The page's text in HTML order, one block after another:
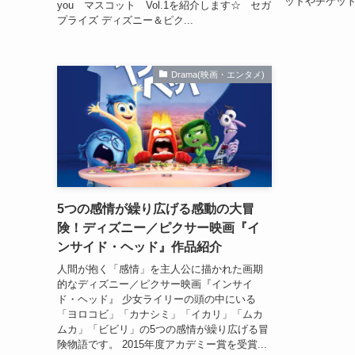
you マスコット Vol.1を紹介します☆ セガ
プライズ ディズニー＆ピク...
Drama(映画・エンタメ)
5つの感情が繰り広げる感動の大冒
険！ディズニー／ピクサー映画『イ
ンサイド・ヘッド』作品紹介
人間が抱く「感情」を主人公に描かれた画期
的なディズニー／ピクサー映画『インサイ
ド・ヘッド』 少女ライリーの頭の中にいる
「ヨロコビ」「カナシミ」「イカリ」「ムカ
ムカ」「ビビリ」の5つの感情が繰り広げる冒
険物語です。 2015年度アカデミー賞を受賞...